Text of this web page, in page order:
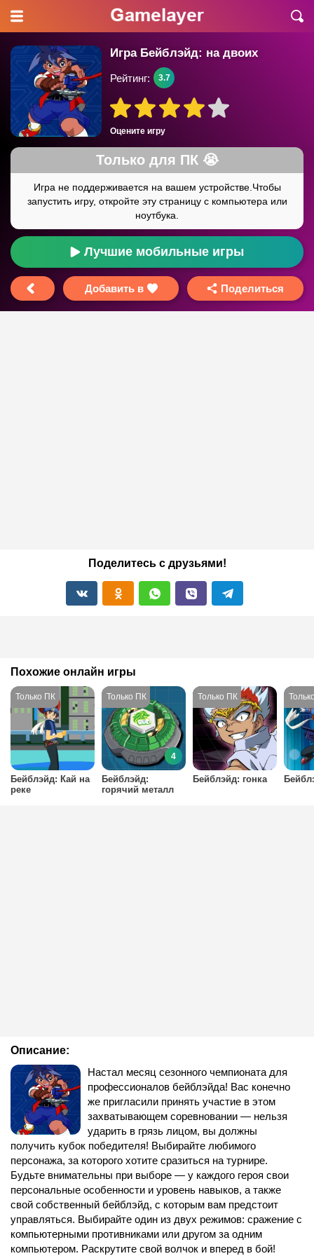
Игра Бейблэйд: на двоих
Оцените игру
Рейтинг: 3.7
Лучшие мобильные игры
Добавить в Поделиться
Поделитесь с друзьями!
Описание:
Настал месяц сезонного чемпионата для
профессионалов бейблэйда! Вас конечно
же пригласили принять участие в этом
захватывающем соревновании — нельзя
ударить в грязь лицом, вы должны
получить кубок победителя! Выбирайте любимого
персонажа, за которого хотите сразиться на турнире.
Будьте внимательны при выборе — у каждого героя свои
персональные особенности и уровень навыков, а также
свой собственный бейблэйд, с которым вам предстоит
управляться. Выбирайте один из двух режимов: сражение с
компьютерными противниками или другом за одним
компьютером. Раскрутите свой волчок и вперед в бой!
Похожие онлайн игры
Бейблэйд: Кай на
реке
Бейблэйд:
горячий металл
4
Бейблэйд: гонка